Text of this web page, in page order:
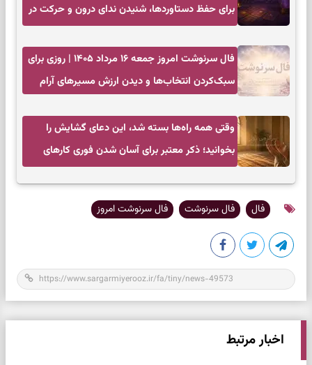
برای حفظ دستاوردها، شنیدن ندای درون و حرکت در
فال سرنوشت امروز جمعه ۱۶ مرداد ۱۴۰۵ | روزی برای
سبک‌کردن انتخاب‌ها و دیدن ارزش مسیرهای آرام
وقتی همه راه‌ها بسته شد، این دعای گشایش را
بخوانید؛ ذکر معتبر برای آسان شدن فوری کارهای
فال فال سرنوشت فال سرنوشت امروز
اخبار مرتبط